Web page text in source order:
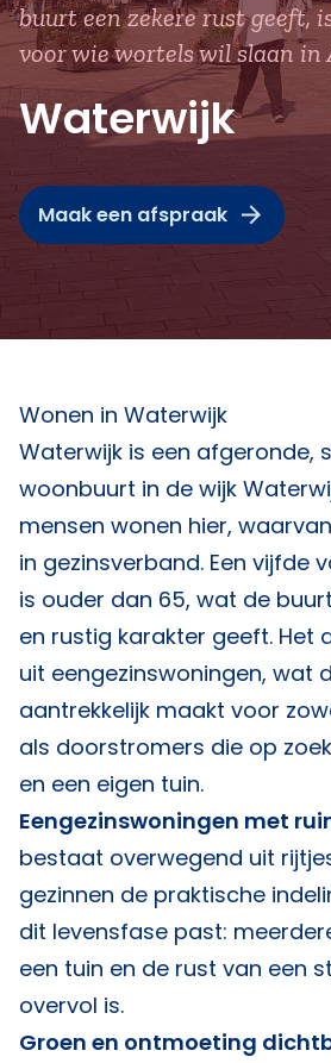
buurt een zekere rust geeft,
voor wie wortels wil slaan in
Waterwijk
Maak een afspraak
Wonen in Waterwijk
Waterwijk is een afgeronde,
woonbuurt in de wijk
mensen wonen hier,
in gezinsverband. Een vijfde
is ouder dan 65, wat de
en rustig karakter geeft. Het
uit eengezinswoningen, wat
aantrekkelijk maakt voor
als doorstromers die op
en een eigen tuin.
Eengezinswoningen met
bestaat overwegend uit
gezinnen de praktische
dit levensfase past:
een tuin en de rust van een
overvol is.
Groen en ontmoeting